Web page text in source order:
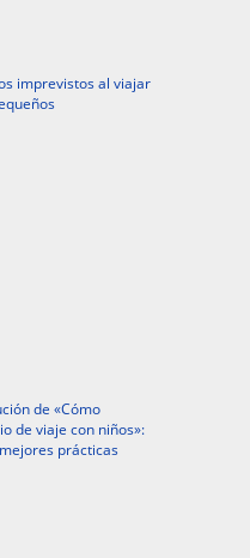
imprevistos al viajar
de «Cómo
de viaje con niños»:
prácticas